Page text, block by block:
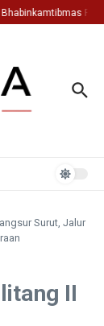
Surut, Jalur
II